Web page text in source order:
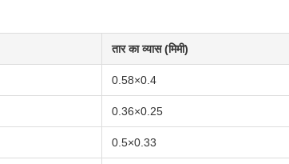
तार का व्यास (मिमी)
0.58×0.4
0.36×0.25
0.5×0.33